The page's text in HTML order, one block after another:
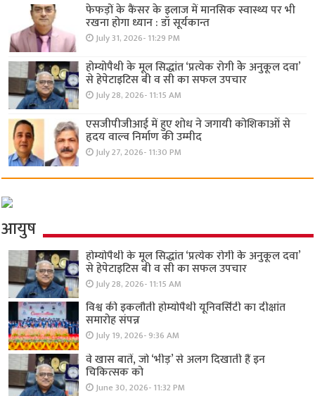
फेफड़ों के कैंसर के इलाज में मानसिक स्वास्थ्य पर भी
रखना होगा ध्यान : डॉ सूर्यकान्त
July 31, 2026- 11:29 PM
होम्योपैथी के मूल सिद्धांत ‘प्रत्येक रोगी केे अनुकूल दवा’
से हेपेटाइटिस बी व सी का सफल उपचार
July 28, 2026- 11:15 AM
एसजीपीजीआई में हुए शोध ने जगायी कोशिकाओं से
हृदय वाल्व निर्माण की उम्मीद
July 27, 2026- 11:30 PM
आयुष
होम्योपैथी के मूल सिद्धांत ‘प्रत्येक रोगी केे अनुकूल दवा’
से हेपेटाइटिस बी व सी का सफल उपचार
July 28, 2026- 11:15 AM
विश्व की इकलौती होम्योपैथी यूनिवर्सिटी का दीक्षांत
समारोह संपन्न
July 19, 2026- 9:36 AM
वे खास बातें, जो ‘भीड़’ से अलग दिखाती हैं इन
चिकित्सक को
June 30, 2026- 11:32 PM